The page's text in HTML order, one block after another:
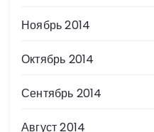
Ноябрь 2014
Октябрь 2014
Сентябрь 2014
Август 2014